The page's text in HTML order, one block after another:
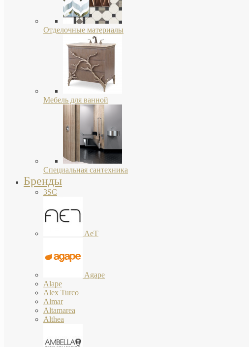
Отделочные материалы
Мебель для ванной
Специальная сантехника
Бренды
3SC
AeT
Agape
Alape
Alex Turco
Almar
Altamarea
Althea